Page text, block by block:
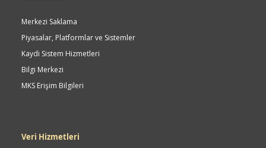
Merkezi Saklama
Piyasalar, Platformlar ve Sistemler
Kaydi Sistem Hizmetleri
Bilgi Merkezi
MKS Erişim Bilgileri
Veri Hizmetleri